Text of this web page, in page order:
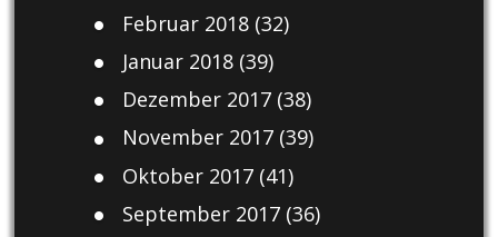
Februar 2018(32)
Januar 2018(39)
Dezember 2017(38)
November 2017(39)
Oktober 2017(41)
September 2017(36)